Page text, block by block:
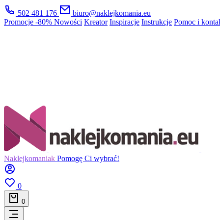
502 481 176
biuro@naklejkomania.eu
Promocje -80% Nowości Kreator Inspiracje Instrukcje Pomoc i
Naklejkomaniak Pomogę Ci wybrać!
0
0